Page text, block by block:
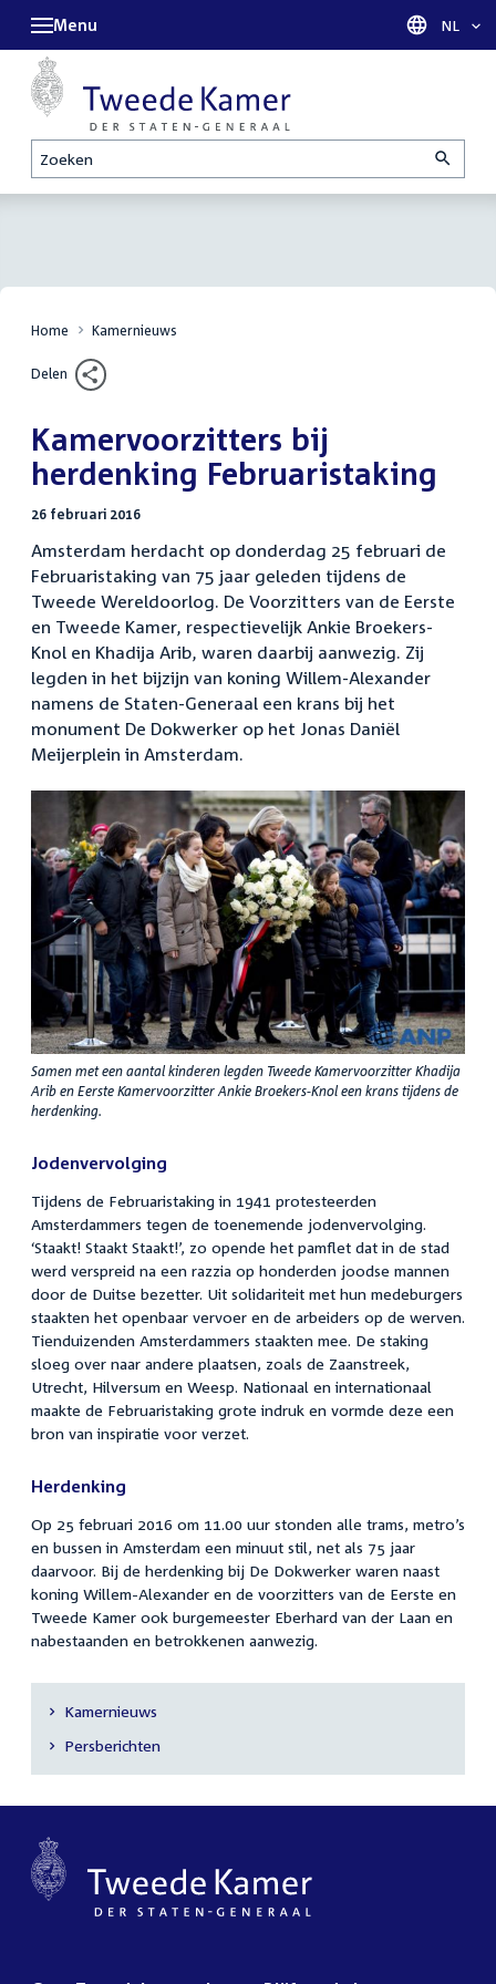
Zoeken
Menu Taal
NL
Home Kamernieuws
Delen
Kamervoorzitters bij
herdenking Februaristaking
26 februari 2016
Amsterdam herdacht op donderdag 25 februari de
Februaristaking van 75 jaar geleden tijdens de
Tweede Wereldoorlog. De Voorzitters van de Eerste
en Tweede Kamer, respectievelijk Ankie Broekers-
Knol en Khadija Arib, waren daarbij aanwezig. Zij
legden in het bijzijn van koning Willem-Alexander
namens de Staten-Generaal een krans bij het
monument De Dokwerker op het Jonas Daniël
Meijerplein in Amsterdam.
Samen met een aantal kinderen legden Tweede Kamervoorzitter Khadija
Arib en Eerste Kamervoorzitter Ankie Broekers-Knol een krans tijdens de
herdenking.
Jodenvervolging
Tijdens de Februaristaking in 1941 protesteerden
Amsterdammers tegen de toenemende jodenvervolging.
‘Staakt! Staakt Staakt!’, zo opende het pamflet dat in de stad
werd verspreid na een razzia op honderden joodse mannen
door de Duitse bezetter. Uit solidariteit met hun medeburgers
staakten het openbaar vervoer en de arbeiders op de werven.
Tienduizenden Amsterdammers staakten mee. De staking
sloeg over naar andere plaatsen, zoals de Zaanstreek,
Utrecht, Hilversum en Weesp. Nationaal en internationaal
maakte de Februaristaking grote indruk en vormde deze een
bron van inspiratie voor verzet.
Herdenking
Op 25 februari 2016 om 11.00 uur stonden alle trams, metro’s
en bussen in Amsterdam een minuut stil, net als 75 jaar
daarvoor. Bij de herdenking bij De Dokwerker waren naast
koning Willem-Alexander en de voorzitters van de Eerste en
Tweede Kamer ook burgemeester Eberhard van der Laan en
nabestaanden en betrokkenen aanwezig.
Secundaire
navigatie
Kamernieuws
Persberichten